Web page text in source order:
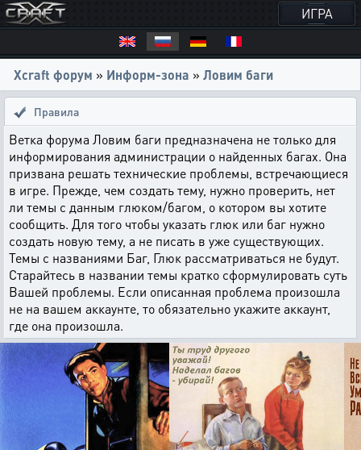
ИГРА
Xcraft форум » Информ-зона » Ловим баги
Правила
Ветка форума Ловим баги предназначена не только для
информирования администрации о найденных багах. Она
призвана решать технические проблемы, встречающиеся
в игре. Прежде, чем создать тему, нужно проверить, нет
ли темы с данным глюком/багом, о котором вы хотите
сообщить. Для того чтобы указать глюк или баг нужно
создать новую тему, а не писать в уже существующих.
Темы с названиями Баг, Глюк рассматриваться не будут.
Старайтесь в названии темы кратко сформулировать суть
Вашей проблемы. Если описанная проблема произошла
не на вашем аккаунте, то обязательно укажите аккаунт,
где она произошла.